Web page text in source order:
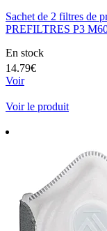
Sachet de 2 filtres de
PREFILTRES P3
En stock
14.79€
Voir
Voir le produit